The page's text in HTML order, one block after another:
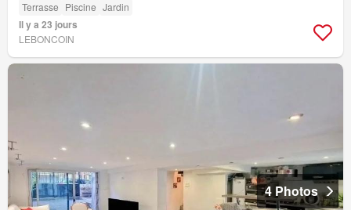
Terrasse Piscine Jardin
Il y a 23 jours
LEBONCOIN
4 Photos